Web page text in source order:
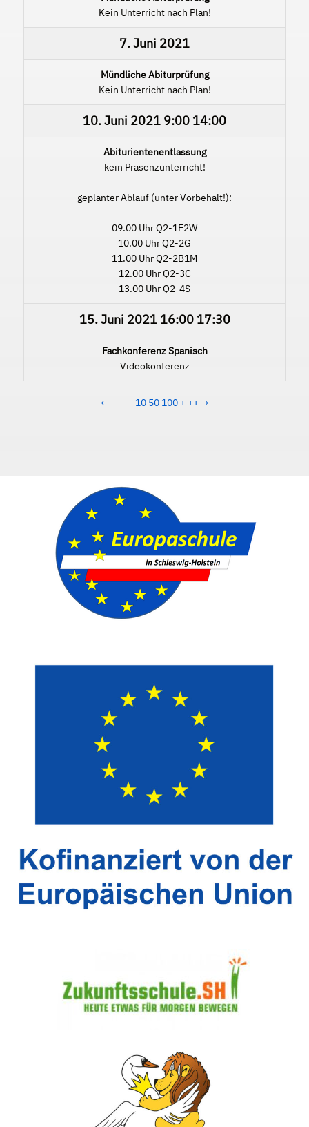
Kein Unterricht nach Plan!
7. Juni 2021
Mündliche Abiturprüfung
Kein Unterricht nach Plan!
10. Juni 2021 9:00 14:00
Abiturientenentlassung
kein Präsenzunterricht!
geplanter Ablauf (unter Vorbehalt!):
09.00 Uhr Q2-1E2W
10.00 Uhr Q2-2G
11.00 Uhr Q2-2B1M
12.00 Uhr Q2-3C
13.00 Uhr Q2-4S
15. Juni 202116:00 17:30
Fachkonferenz Spanisch
Videokonferenz
← −− − 10 50 100 + ++→